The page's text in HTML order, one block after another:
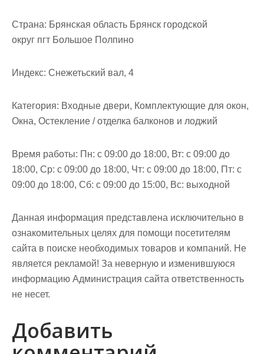
Страна: Брянская область Брянск городской
округ пгт Большое Полпино
Индекс: Снежетьский вал, 4
Категория: Входные двери, Комплектующие для окон,
Окна, Остекление / отделка балконов и лоджий
Время работы: Пн: с 09:00 до 18:00, Вт: с 09:00 до
18:00, Ср: с 09:00 до 18:00, Чт: с 09:00 до 18:00, Пт: с
09:00 до 18:00, Сб: с 09:00 до 15:00, Вс: выходной
Данная информация представлена исключительно в
ознакомительных целях для помощи посетителям
сайта в поиске необходимых товаров и компаний. Не
является рекламой! За неверную и изменившуюся
информацию Администрация сайта ответственность
не несет.
Добавить